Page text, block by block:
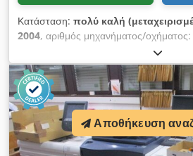
Κατάσταση: πολύ καλή
2004, αριθμός μηχανήματος/οχήματος:
(Εκτύπωση, αντιγραφή, σάρωση)
σελ./λεπτό σε Α4 Ασπρόμαυρη: έως
Μέγεθος χαρτιού: Δοχεία 1 - 2:
3: Μέγεθος: Α4; Δοχείο 4: Μέγεθος: Α4
(Δοχείο 5): Προσαρμοσμένο έως SRA3
Βάρος χαρτιού: Δοχεία 1 - 2: 64 έως
τροφοδότης (Δοχείο 5): έως 300 g/m²
Αποθήκευση